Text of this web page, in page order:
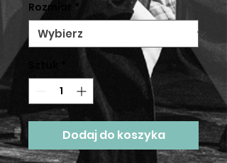
Rozmiar *
Dodaj do koszyka